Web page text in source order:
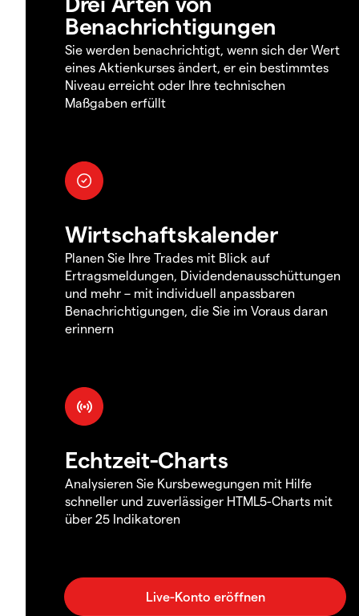
Benachrichtigungen
Sie werden benachrichtigt, wenn sich der Wert
eines Aktienkurses ändert, er ein bestimmtes
Niveau erreicht oder Ihre technischen
Maßgaben erfüllt
Wirtschaftskalender
Planen Sie Ihre Trades mit Blick auf
Ertragsmeldungen, Dividendenausschüttungen
und mehr – mit individuell anpassbaren
Benachrichtigungen, die Sie im Voraus daran
erinnern
Echtzeit-Charts
Analysieren Sie Kursbewegungen mit Hilfe
schneller und zuverlässiger HTML5-Charts mit
über 25 Indikatoren